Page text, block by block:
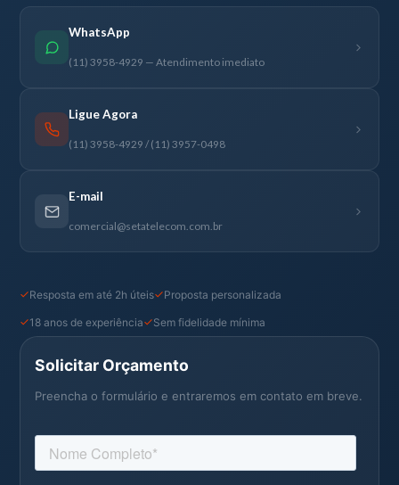
WhatsApp
(11) 3958-4929 — Atendimento imediato
Ligue Agora
(11) 3958-4929 / (11) 3957-0498
E-mail
comercial@setatelecom.com.br
Resposta em até 2h úteis Proposta personalizada
18 anos de experiência Sem fidelidade mínima
Solicitar Orçamento
Preencha o formulário e entraremos em contato em breve.